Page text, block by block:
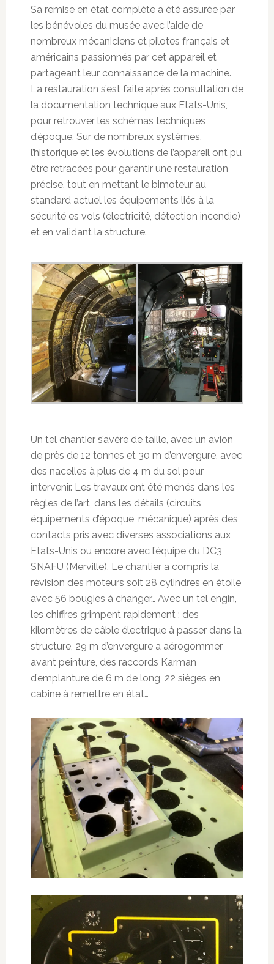
Sa remise en état complète a été assurée par
les bénévoles du musée avec l’aide de
nombreux mécaniciens et pilotes français et
américains passionnés par cet appareil et
partageant leur connaissance de la machine.
La restauration s’est faite après consultation de
la documentation technique aux Etats-Unis,
pour retrouver les schémas techniques
d’époque. Sur de nombreux systèmes,
l’historique et les évolutions de l’appareil ont pu
être retracées pour garantir une restauration
précise, tout en mettant le bimoteur au
standard actuel les équipements liés à la
sécurité es vols (électricité, détection incendie)
et en validant la structure.
Un tel chantier s’avère de taille, avec un avion
de près de 12 tonnes et 30 m d’envergure, avec
des nacelles à plus de 4 m du sol pour
intervenir. Les travaux ont été menés dans les
règles de l’art, dans les détails (circuits,
équipements d’époque, mécanique) après des
contacts pris avec diverses associations aux
Etats-Unis ou encore avec l’équipe du DC3
SNAFU (Merville). Le chantier a compris la
révision des moteurs soit 28 cylindres en étoile
avec 56 bougies à changer… Avec un tel engin,
les chiffres grimpent rapidement : des
kilomètres de câble électrique à passer dans la
structure, 29 m d’envergure a aérogommer
avant peinture, des raccords Karman
d’emplanture de 6 m de long, 22 sièges en
cabine à remettre en état…